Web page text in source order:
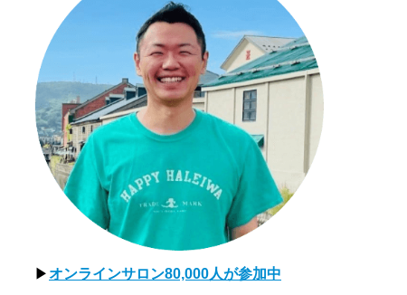
▶オンラインサロン80,000人が参加中